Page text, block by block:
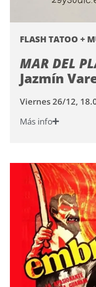
FLASH TATOO +
MAR DEL
Jazmín
Viernes 26/12,
Más info